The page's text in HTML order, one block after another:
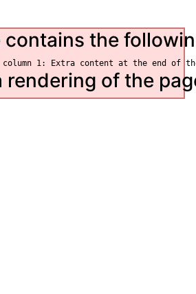
contains the
rendering of the